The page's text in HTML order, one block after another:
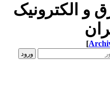
الکترونیک
[